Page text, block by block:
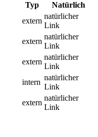
Typ
Natürlich
extern
natürlicher
Link
extern
natürlicher
Link
extern
natürlicher
Link
intern
natürlicher
Link
extern
natürlicher
Link